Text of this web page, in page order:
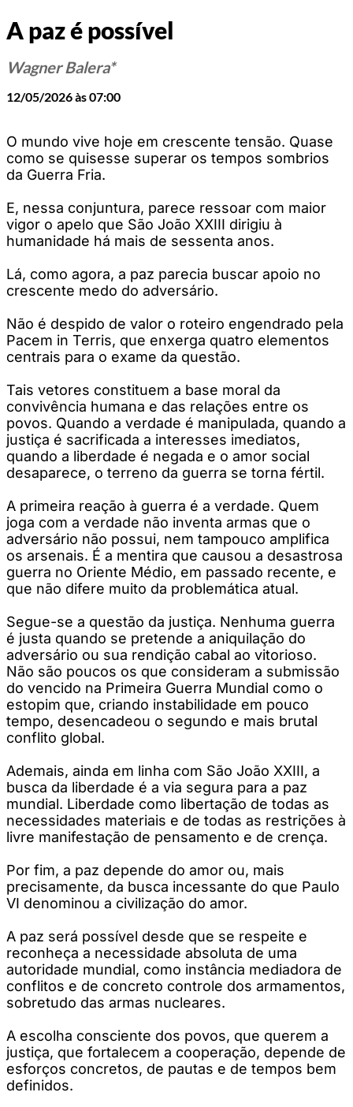
A paz é possível
Wagner Balera*
12/05/2026 às 07:00
O mundo vive hoje em crescente tensão. Quase
como se quisesse superar os tempos sombrios
da Guerra Fria.
E, nessa conjuntura, parece ressoar com maior
vigor o apelo que São João XXIII dirigiu à
humanidade há mais de sessenta anos.
Lá, como agora, a paz parecia buscar apoio no
crescente medo do adversário.
Não é despido de valor o roteiro engendrado pela
Pacem in Terris, que enxerga quatro elementos
centrais para o exame da questão.
Tais vetores constituem a base moral da
convivência humana e das relações entre os
povos. Quando a verdade é manipulada, quando a
justiça é sacrificada a interesses imediatos,
quando a liberdade é negada e o amor social
desaparece, o terreno da guerra se torna fértil.
A primeira reação à guerra é a verdade. Quem
joga com a verdade não inventa armas que o
adversário não possui, nem tampouco amplifica
os arsenais. É a mentira que causou a desastrosa
guerra no Oriente Médio, em passado recente, e
que não difere muito da problemática atual.
Segue-se a questão da justiça. Nenhuma guerra
é justa quando se pretende a aniquilação do
adversário ou sua rendição cabal ao vitorioso.
Não são poucos os que consideram a submissão
do vencido na Primeira Guerra Mundial como o
estopim que, criando instabilidade em pouco
tempo, desencadeou o segundo e mais brutal
conflito global.
Ademais, ainda em linha com São João XXIII, a
busca da liberdade é a via segura para a paz
mundial. Liberdade como libertação de todas as
necessidades materiais e de todas as restrições à
livre manifestação de pensamento e de crença.
Por fim, a paz depende do amor ou, mais
precisamente, da busca incessante do que Paulo
VI denominou a civilização do amor.
A paz será possível desde que se respeite e
reconheça a necessidade absoluta de uma
autoridade mundial, como instância mediadora de
conflitos e de concreto controle dos armamentos,
sobretudo das armas nucleares.
A escolha consciente dos povos, que querem a
justiça, que fortalecem a cooperação, depende de
esforços concretos, de pautas e de tempos bem
definidos.